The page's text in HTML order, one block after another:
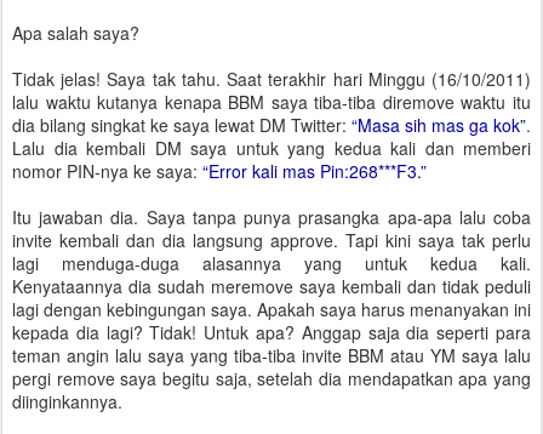
Apa salah saya?
Tidak jelas! Saya tak tahu. Saat terakhir hari Minggu (16/10/2011)
lalu waktu kutanya kenapa BBM saya tiba-tiba diremove waktu itu
dia bilang singkat ke saya lewat DM Twitter: “Masa sih mas ga kok”.
Lalu dia kembali DM saya untuk yang kedua kali dan memberi
nomor PIN-nya ke saya: “Error kali mas Pin:268***F3.”
Itu jawaban dia. Saya tanpa punya prasangka apa-apa lalu coba
invite kembali dan dia langsung approve. Tapi kini saya tak perlu
lagi menduga-duga alasannya yang untuk kedua kali.
Kenyataannya dia sudah meremove saya kembali dan tidak peduli
lagi dengan kebingungan saya. Apakah saya harus menanyakan ini
kepada dia lagi? Tidak! Untuk apa? Anggap saja dia seperti para
teman angin lalu saya yang tiba-tiba invite BBM atau YM saya lalu
pergi remove saya begitu saja, setelah dia mendapatkan apa yang
diinginkannya.